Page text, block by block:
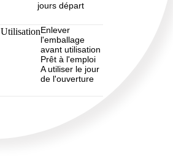
jours départ
UtilisationEnlever
l'emballage
avant utilisation
Prêt à l'emploi
A utiliser le jour
de l'ouverture